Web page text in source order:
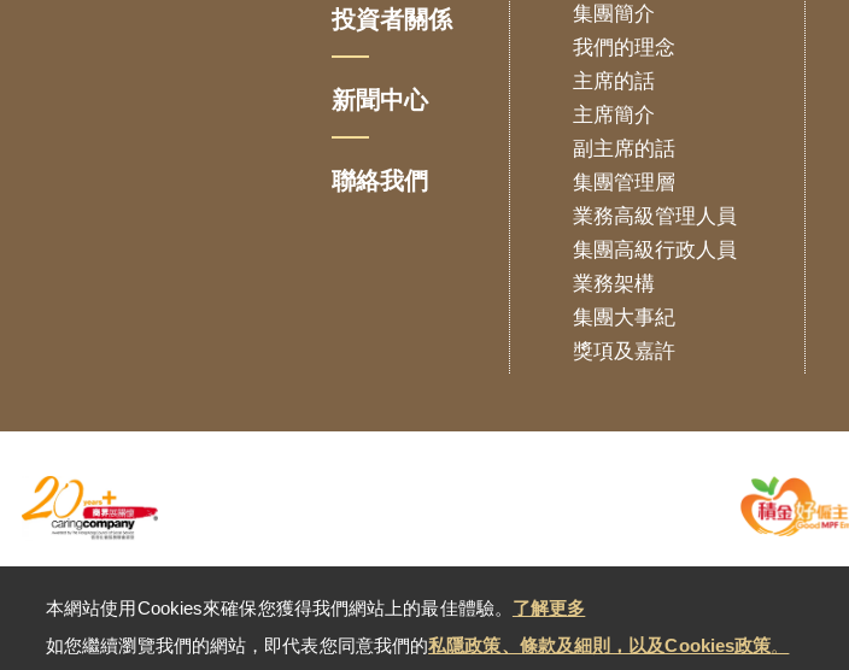
本網站使用Cookies來確保您獲得我們網站上的最佳體驗。 了解更多
如您繼續瀏覽我們的網站，即代表您同意我們的私隱政策、條款及細則，以及Cookies政策。
投資者關係
新聞中心
聯絡我們
集團簡介
我們的理念
主席的話
主席簡介
副主席的話
集團管理層
業務高級管理人員
集團高級行政人員
業務架構
集團大事紀
獎項及嘉許
Copyright © 2026 英皇集團
版權所有
免責聲明 網站地圖 私隱政策 網站支援